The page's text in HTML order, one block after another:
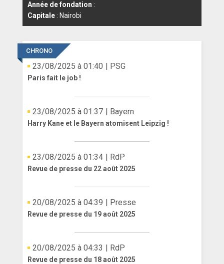
LIGUE 2
COUPE DE FRANCE
COUPE DE LA LIGUE
ALLEMAGNE
Année de fondation :
Capitale : Nairobi
CHRONO
23/08/2025 à 01:40 | PSG
Paris fait le job !
23/08/2025 à 01:37 | Bayern
Harry Kane et le Bayern atomisent Leipzig !
23/08/2025 à 01:34 | RdP
Revue de presse du 22 août 2025
20/08/2025 à 04:39 | Presse
Revue de presse du 19 août 2025
20/08/2025 à 04:33 | RdP
Revue de presse du 18 août 2025